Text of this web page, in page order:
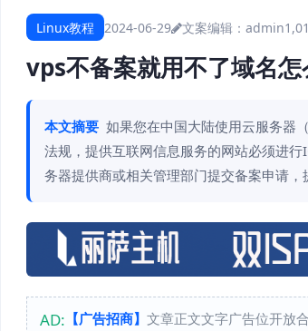
Linux教程 2024-06-29 文案编辑：admin
vps不备案就用不了域名怎
本文摘要 如果您在中国大陆使用云服务器
法规，提供互联网信息服务的网站必须进
务器提供商或相关管理部门提交备案申请
AD: 【广告招商】 文章正文文字广告位开放